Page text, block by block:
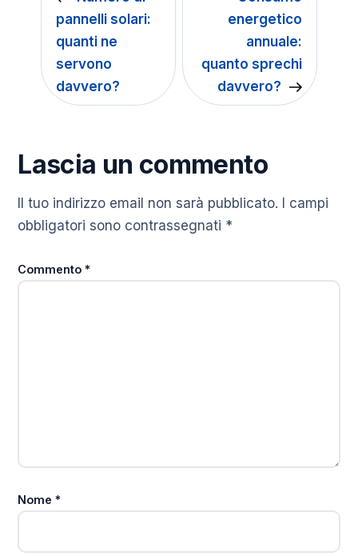
pannelli solari:
quanti ne
servono
davvero?
energetico
annuale:
quanto sprechi
davvero?
Lascia un commento
Il tuo indirizzo email non sarà pubblicato.
I campi
obbligatori sono contrassegnati *
Commento*
Nome*